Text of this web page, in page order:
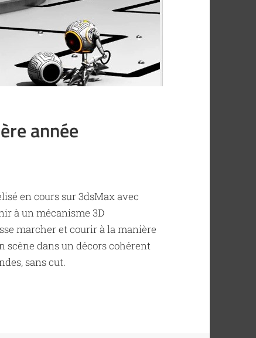
année
en cours sur 3dsMax avec
à un mécanisme 3D
marcher et courir à la manière
scène dans un décors cohérent
sans cut.
année Animation